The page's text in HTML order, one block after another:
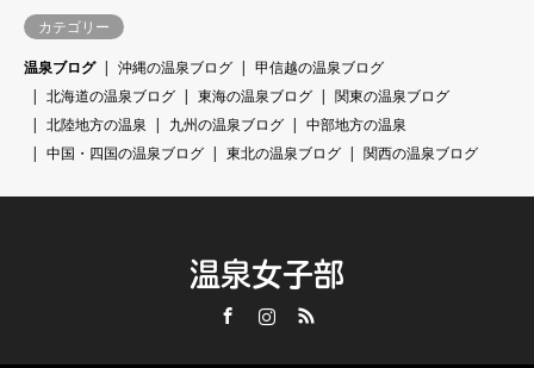
カテゴリー
温泉ブログ
沖縄の温泉ブログ
甲信越の温泉ブログ
北海道の温泉ブログ
東海の温泉ブログ
関東の温泉ブログ
北陸地方の温泉
九州の温泉ブログ
中部地方の温泉
中国・四国の温泉ブログ
東北の温泉ブログ 関西の温泉ブログ
温泉女子部